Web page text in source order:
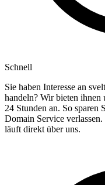
Schnell
Sie haben Interesse an
handeln? Wir bieten
24 Stunden an. So sparen
Domain Service
läuft direkt über uns.